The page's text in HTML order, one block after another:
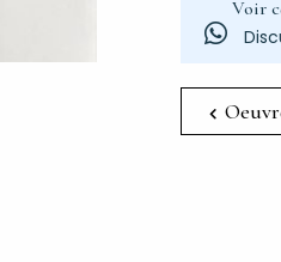
Voir